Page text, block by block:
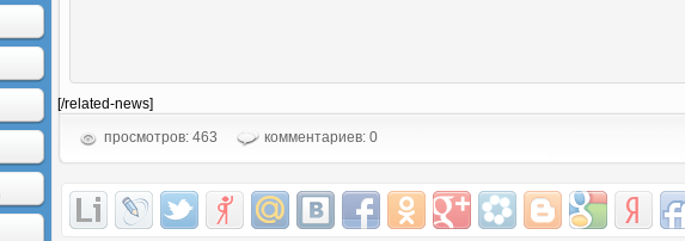
[/related-news]
просмотров: 463
комментариев: 0